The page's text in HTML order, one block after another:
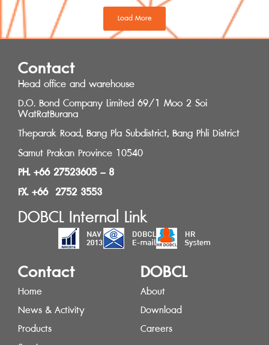
Load More
Contact
Head office and warehouse
D.O. Bond Company Limited 69/1 Moo 2 Soi
WatRatBurana
Theparak Road, Bang Pla Subdistrict, Bang Phli District
Samut Prakan Province 10540
PH. +66 27523605 – 8
FX. +66 2752 3553
DOBCL Internal Link
Contact
Home
News & Activity
Products
DOBCL
About
Download
Careers